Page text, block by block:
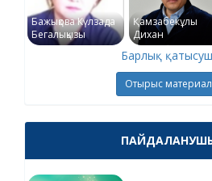
Бажықова Күлзада
Бегалықызы
Қамзабекұлы
Дихан
Барлық
Отырыс